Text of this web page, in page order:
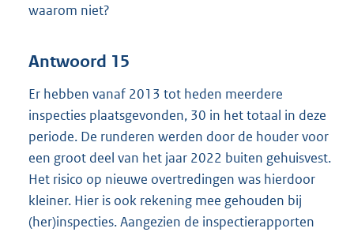
waarom niet?
Antwoord 15
Er hebben vanaf 2013 tot heden meerdere
inspecties plaatsgevonden, 30 in het totaal in deze
periode. De runderen werden door de houder voor
een groot deel van het jaar 2022 buiten gehuisvest.
Het risico op nieuwe overtredingen was hierdoor
kleiner. Hier is ook rekening mee gehouden bij
(her)inspecties. Aangezien de inspectierapporten